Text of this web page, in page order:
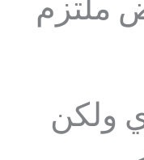
ملتزم
ولكن